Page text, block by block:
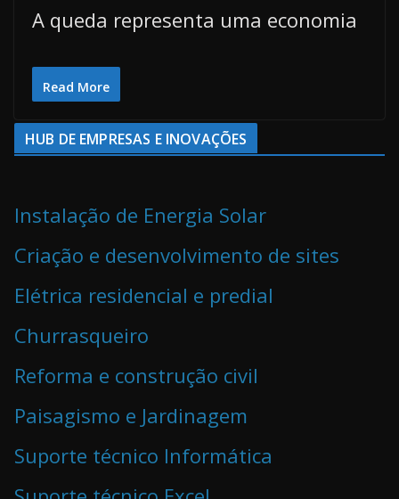
A queda representa uma economia
Read More
HUB DE EMPRESAS E INOVAÇÕES
Instalação de Energia Solar
Criação e desenvolvimento de sites
Elétrica residencial e predial
Churrasqueiro
Reforma e construção civil
Paisagismo e Jardinagem
Suporte técnico Informática